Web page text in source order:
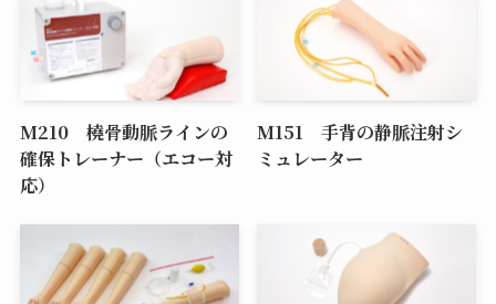
M210 橈骨動脈ラインの
確保トレーナー（エコー対
応）
M151 手背の静脈注射シ
ミュレーター